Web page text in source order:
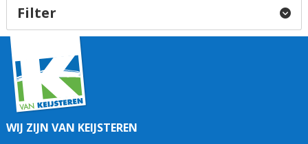
Filter
WIJ ZIJN VAN KEIJSTEREN